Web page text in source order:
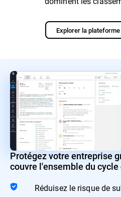
Explorer la plateforme
Protégez votre entreprise
couvre l'ensemble du
Réduisez le risque de